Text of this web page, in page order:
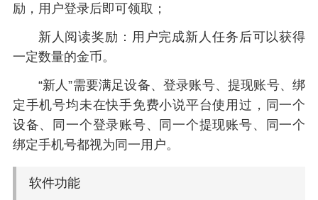
励，用户登录后即可领取；
新人阅读奖励：用户完成新人任务后可以获得
一定数量的金币。
“新人”需要满足设备、登录账号、提现账号、绑
定手机号均未在快手免费小说平台使用过，同一个
设备、同一个登录账号、同一个提现账号、同一个
绑定手机号都视为同一用户。
软件功能